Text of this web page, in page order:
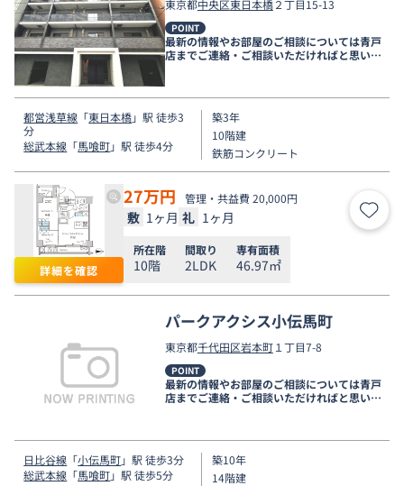
東京都中央区東日本橋２丁目15-13
POINT
最新の情報やお部屋のご相談については青戸
店までご連絡・ご相談いただければと思いま
都営浅草線 「東日本橋」駅 徒歩3
分
総武本線 「馬喰町」駅 徒歩4分
築3年
10階建
鉄筋コンクリート
詳細を確認
27万円 管理・共益費 20,000円
敷 1ヶ月 礼 1ヶ月 お気
所在階
10階
間取り
2LDK
専有面積
46.97㎡
パークアクシス小伝馬町
東京都千代田区岩本町１丁目7-8
POINT
最新の情報やお部屋のご相談については青戸
店までご連絡・ご相談いただければと思いま
日比谷線 「小伝馬町」駅 徒歩3分
総武本線 「馬喰町」駅 徒歩5分
築10年
14階建